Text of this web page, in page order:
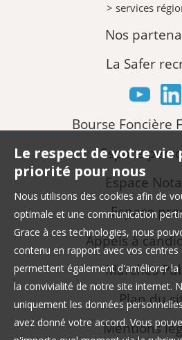
> services
Nos
La Safer
Bourse Foncière
Espace
Espace
Espace
Appels à
Marchés
Plan du
Mentions
Le respect de votre vie
priorité pour nous
Nous utilisons des cookies afin de
optimale et une communication
Grace à ces technologies, nous
contenu en rapport avec vos centres
permettent également d'améliorer la
la convivialité de notre site internet.
uniquement les données
avez donné votre accord. Vous